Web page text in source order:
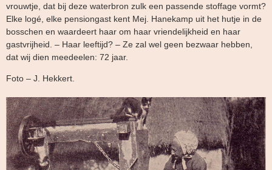
vrouwtje, dat bij deze waterbron zulk een passende stoffage vormt?
Elke logé, elke pensiongast kent Mej. Hanekamp uit het hutje in de
bosschen en waardeert haar om haar vriendelijkheid en haar
gastvrijheid. – Haar leeftijd? – Ze zal wel geen bezwaar hebben,
dat wij dien meedeelen: 72 jaar.
Foto – J. Hekkert.